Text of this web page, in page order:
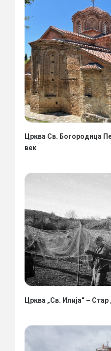
Црква Св. Богородица
век
Црква „Св. Илија“ – Стар